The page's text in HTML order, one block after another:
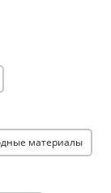
материалы